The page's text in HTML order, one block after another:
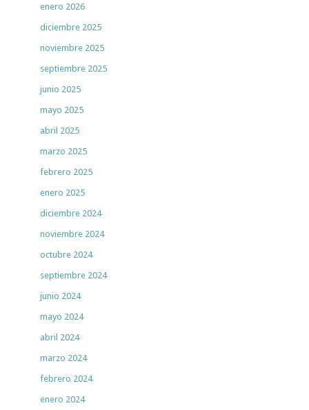
enero 2026
diciembre 2025
noviembre 2025
septiembre 2025
junio 2025
mayo 2025
abril 2025
marzo 2025
febrero 2025
enero 2025
diciembre 2024
noviembre 2024
octubre 2024
septiembre 2024
junio 2024
mayo 2024
abril 2024
marzo 2024
febrero 2024
enero 2024